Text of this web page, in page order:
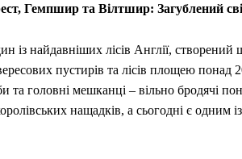
Гемпшир та Вілтшир: Загублений
із найдавніших лісів Англії,
пустирів та лісів площею
та головні мешканці – вільно бродячі
нащадків, а сьогодні є одним